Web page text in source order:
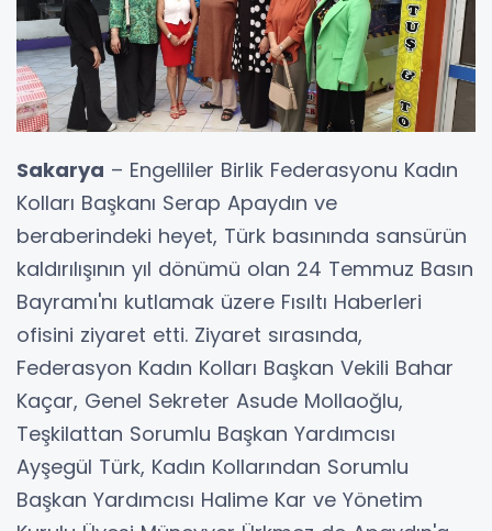
Sakarya – Engelliler Birlik Federasyonu Kadın
Kolları Başkanı Serap Apaydın ve
beraberindeki heyet, Türk basınında sansürün
kaldırılışının yıl dönümü olan 24 Temmuz Basın
Bayramı'nı kutlamak üzere Fısıltı Haberleri
ofisini ziyaret etti. Ziyaret sırasında,
Federasyon Kadın Kolları Başkan Vekili Bahar
Kaçar, Genel Sekreter Asude Mollaoğlu,
Teşkilattan Sorumlu Başkan Yardımcısı
Ayşegül Türk, Kadın Kollarından Sorumlu
Başkan Yardımcısı Halime Kar ve Yönetim